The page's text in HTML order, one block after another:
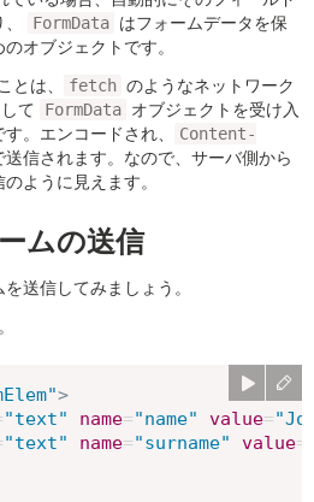
FormData はフォームデータを保
オブジェクトです。
とは、 fetch のようなネットワーク
て
FormData オブジェクトを受け入
。エンコードされ、
Content-
送信されます。なので、サーバ側から
ように見えます。
ムの送信
送信してみましょう。
">
"text" name="name" value="
"text" name="surname" value=